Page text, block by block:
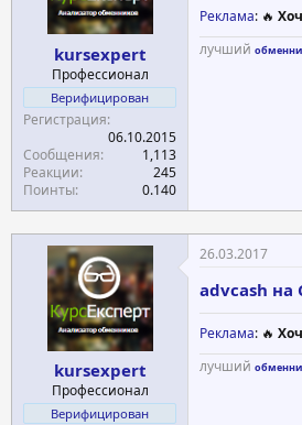
kursexpert
Профессионал
Верифицирован
Регистрация
06.10.2015
Сообщения
1,113
Реакции
245
Поинты
0.140
Реклама: 🔥
лучший
kursexpert
Профессионал
Верифицирован
26.03.2017
advcash на
Реклама: 🔥
лучший